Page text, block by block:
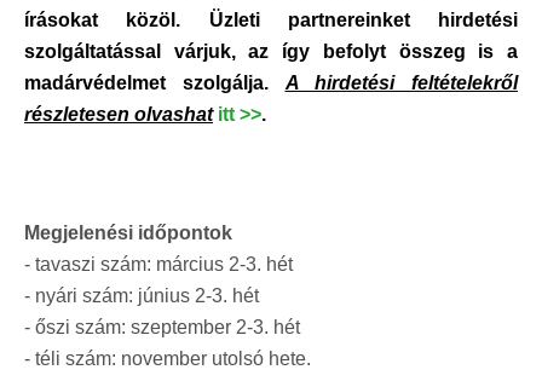
írásokat közöl. Üzleti partnereinket hirdetési
szolgáltatással várjuk, az így befolyt összeg is a
madárvédelmet szolgálja. A hirdetési feltételekről
részletesen olvashat itt >>.
Megjelenési időpontok
- tavaszi szám: március 2-3. hét
- nyári szám: június 2-3. hét
- őszi szám: szeptember 2-3. hét
- téli szám: november utolsó hete.